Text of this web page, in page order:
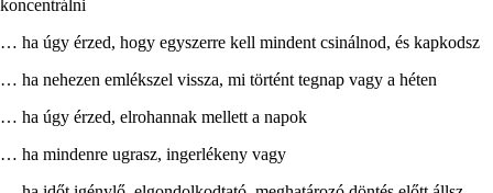
koncentrálni
… ha úgy érzed, hogy egyszerre kell mindent csinálnod, és kapkodsz
… ha nehezen emlékszel vissza, mi történt tegnap vagy a héten
… ha úgy érzed, elrohannak mellett a napok
… ha mindenre ugrasz, ingerlékeny vagy